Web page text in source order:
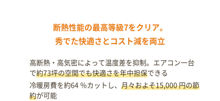
断熱性能の最高等級7をクリア。
秀でた快適さとコスト減を両立
高断熱・高気密によって温度差を抑制。エアコン一台
で約73坪の空間でも快適さを年中担保できる
冷暖房費を約64 ％カットし、 月々およそ15,000 円の節
約が可能